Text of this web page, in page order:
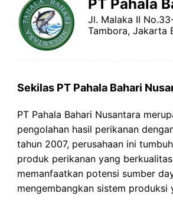
PT Pahala
Jl. Malaka II
Tambora, Jakarta
Sekilas PT Pahala Bahari
PT Pahala Bahari Nusantara
pengolahan hasil perikanan
tahun 2007, perusahaan ini
produk perikanan yang
memanfaatkan potensi sumber
mengembangkan sistem